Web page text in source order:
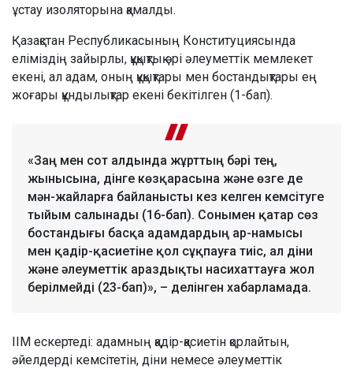
ұстау изоляторына қамалды.
Қазақстан Республикасының Конституциясында
еліміздің зайырлы, құқықтық әрі әлеуметтік мемлекет
екені, ал адам, оның құқықтары мен бостандықтары ең
жоғары құндылықтар екені бекітілген (1-бап).
«Заң мен сот алдында жұрттың бәрі тең,
жынысына, дінге көзқарасына және өзге де
мән-жайларға байланысты кез келген кемсітуге
тыйым салынады (16-бап). Сонымен қатар сөз
бостандығы басқа адамдардың ар-намысы
мен қадір-қасиетіне қол сұқпауға тиіс, ал діни
және әлеуметтік араздықты насихаттауға жол
берілмейді (23-бап)», – делінген хабарламада.
ІІМ ескертеді: адамның қадір-қасиетін қорлайтын,
әйелдерді кемсітетін, діни немесе әлеуметтік